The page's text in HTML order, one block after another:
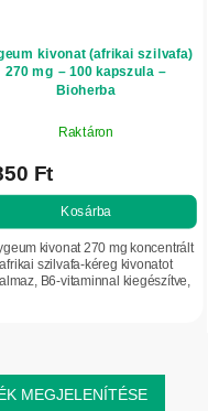
kivonat (afrikai szilvafa)
270 mg – 100 kapszula –
Bioherba
Raktáron
Ft
Kosárba
kivonat 270 mg koncentrált
afrikai szilvafa-kéreg kivonatot
B6-vitaminnal kiegészítve,
MEGJELENÍTÉSE